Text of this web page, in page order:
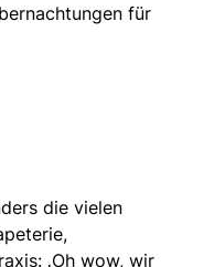
für
die vielen
‚Oh wow, wir